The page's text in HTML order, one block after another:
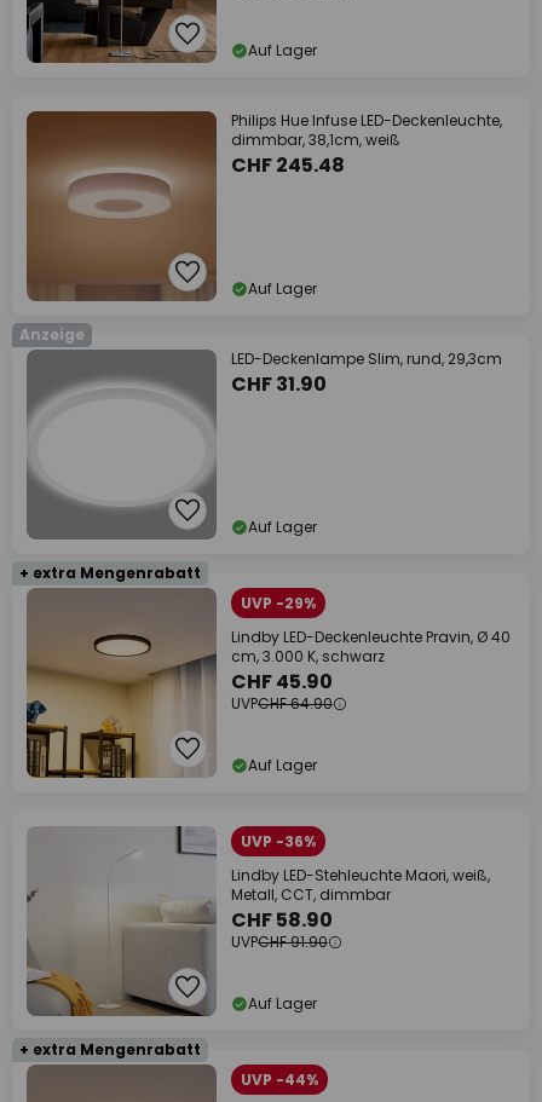
Auf Lager
Philips Hue Infuse LED-Deckenleuchte,
dimmbar, 38,1cm, weiß
CHF 245.48
Auf Lager
Anzeige
LED-Deckenlampe Slim, rund, 29,3cm
CHF 31.90
Auf Lager
+ extra Mengenrabatt
UVP -29%
Lindby LED-Deckenleuchte Pravin, Ø 40
cm, 3.000 K, schwarz
CHF 45.90
UVPCHF 64.90
Auf Lager
UVP -36%
Lindby LED-Stehleuchte Maori, weiß,
Metall, CCT, dimmbar
CHF 58.90
UVPCHF 91.90
Auf Lager
+ extra Mengenrabatt
UVP -44%